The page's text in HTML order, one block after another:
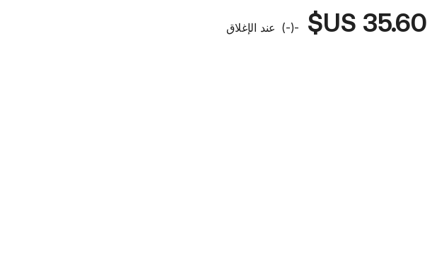
35.60 US$
-
(
-
) عند الإغلاق